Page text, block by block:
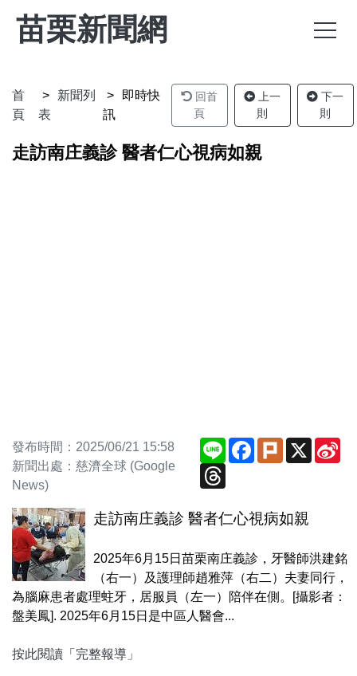
苗栗新聞網
首
頁
新聞列
表
即時快
訊
回首
頁
上一
則
下一
則
走訪南庄義診 醫者仁心視病如親
發布時間：2025/06/21 15:58
新聞出處：慈濟全球 (Google
News)
Line Facebook
Plurk X
走訪南庄義診 醫者仁心視病如親
2025年6月15日苗栗南庄義診，牙醫師洪建銘
（右一）及護理師趙雅萍（右二）夫妻同行，
為腦麻患者處理蛀牙，居服員（左一）陪伴在側。[攝影者：
盤美鳳]. 2025年6月15日是中區人醫會...
按此閱讀「完整報導」